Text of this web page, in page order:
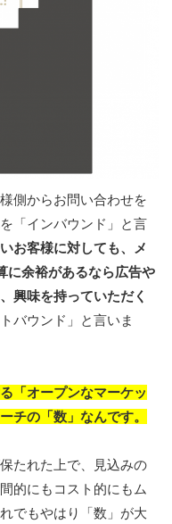
側からお問い合わせを
「インバウンド」と言
お客様に対しても、メ
に余裕があるなら広告や
興味を持っていただく
バウンド」と言いま
「オープンなマーケッ
チの「数」なんです。
たれた上で、見込みの
的にもコスト的にもム
でもやはり「数」が大